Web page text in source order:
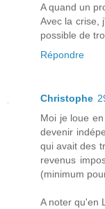
A quand un
Avec la crise,
possible de
Répondre
Christophe
Moi je loue
devenir
qui avait des
revenus
(minimum
A noter qu'en